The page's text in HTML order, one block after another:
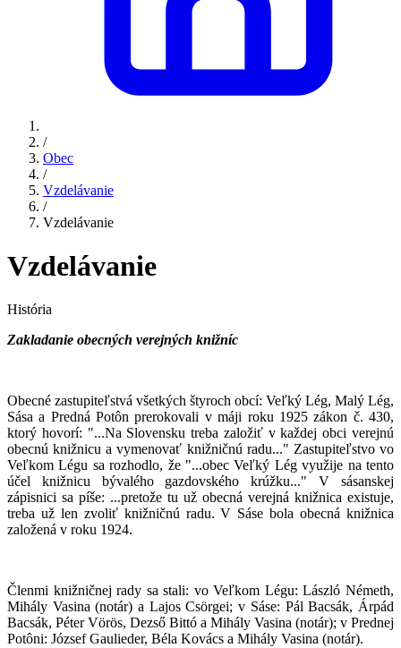
/
Obec
/
Vzdelávanie
/
Vzdelávanie
Vzdelávanie
História
Zakladanie obecných verejných knižníc
Obecné zastupiteľstvá všetkých štyroch obcí: Veľký Lég, Malý Lég,
Sása a Predná Potôn prerokovali v máji roku 1925 zákon č. 430,
ktorý hovorí: "...Na Slovensku treba založiť v každej obci verejnú
obecnú knižnicu a vymenovať knižničnú radu..." Zastupiteľstvo vo
Veľkom Légu sa rozhodlo, že "...obec Veľký Lég využije na tento
účel knižnicu bývalého gazdovského krúžku..." V sásanskej
zápisnici sa píše: ...pretože tu už obecná verejná knižnica existuje,
treba už len zvoliť knižničnú radu. V Sáse bola obecná knižnica
založená v roku 1924.
Členmi knižničnej rady sa stali: vo Veľkom Légu: László Németh,
Mihály Vasina (notár) a Lajos Csörgei; v Sáse: Pál Bacsák, Árpád
Bacsák, Péter Vörös, Dezső Bittó a Mihály Vasina (notár); v Prednej
Potôni: József Gaulieder, Béla Kovács a Mihály Vasina (notár).